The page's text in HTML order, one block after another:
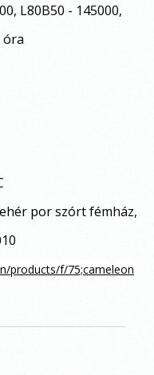
L80B50 - 145000,
por szórt fémház,
products/f/75;cameleon